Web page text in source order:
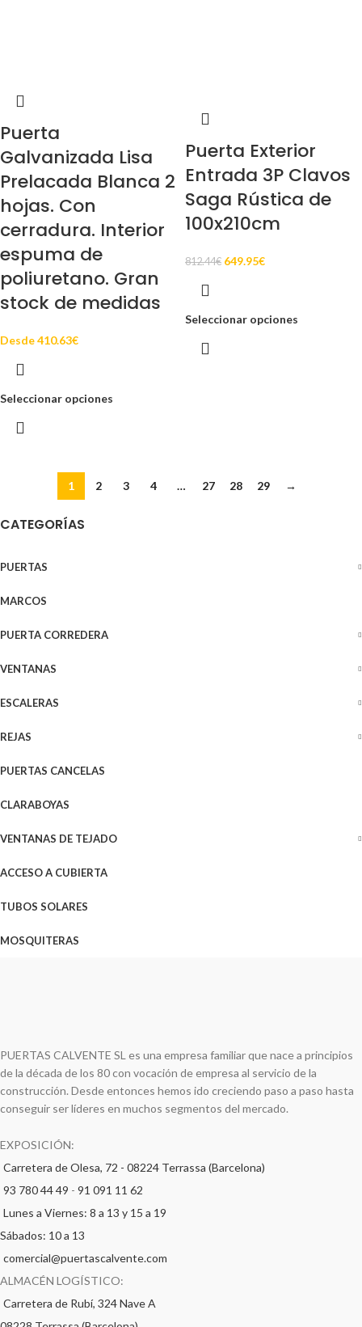
CATEGORÍAS
PUERTAS
MARCOS
PUERTA CORREDERA
VENTANAS
ESCALERAS
REJAS
PUERTAS CANCELAS
CLARABOYAS
VENTANAS DE TEJADO
ACCESO A CUBIERTA
TUBOS SOLARES
MOSQUITERAS
Puerta
Galvanizada Lisa
Prelacada Blanca 2
hojas. Con
cerradura. Interior
espuma de
poliuretano. Gran
stock de medidas
Desde410.63€
Seleccionar opciones
Puerta Exterior
Entrada 3P Clavos
Saga Rústica de
100x210cm
812.44€ 649.95€
Seleccionar opciones
1 2 3 4 … 27 28 29 →
PUERTAS CALVENTE SL es una empresa familiar que nace a principios
de la década de los 80 con vocación de empresa al servicio de la
construcción. Desde entonces hemos ido creciendo paso a paso hasta
conseguir ser líderes en muchos segmentos del mercado.
EXPOSICIÓN:
Carretera de Olesa, 72 - 08224 Terrassa (Barcelona)
93 780 44 49 - 91 091 11 62
Lunes a Viernes: 8 a 13 y 15 a 19
Sábados: 10 a 13
comercial@puertascalvente.com
ALMACÉN LOGÍSTICO:
Carretera de Rubí, 324 Nave A